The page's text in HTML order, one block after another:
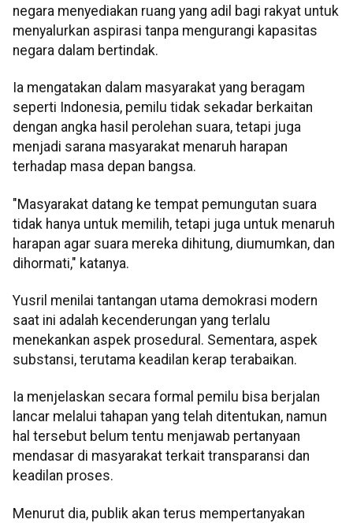
negara menyediakan ruang yang adil bagi rakyat untuk
menyalurkan aspirasi tanpa mengurangi kapasitas
negara dalam bertindak.
Ia mengatakan dalam masyarakat yang beragam
seperti Indonesia, pemilu tidak sekadar berkaitan
dengan angka hasil perolehan suara, tetapi juga
menjadi sarana masyarakat menaruh harapan
terhadap masa depan bangsa.
"Masyarakat datang ke tempat pemungutan suara
tidak hanya untuk memilih, tetapi juga untuk menaruh
harapan agar suara mereka dihitung, diumumkan, dan
dihormati," katanya.
Yusril menilai tantangan utama demokrasi modern
saat ini adalah kecenderungan yang terlalu
menekankan aspek prosedural. Sementara, aspek
substansi, terutama keadilan kerap terabaikan.
Ia menjelaskan secara formal pemilu bisa berjalan
lancar melalui tahapan yang telah ditentukan, namun
hal tersebut belum tentu menjawab pertanyaan
mendasar di masyarakat terkait transparansi dan
keadilan proses.
Menurut dia, publik akan terus mempertanyakan